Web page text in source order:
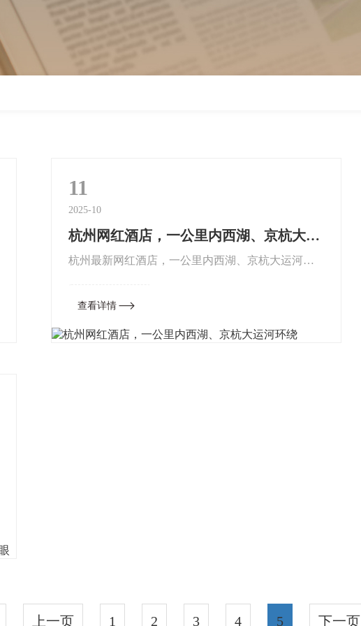
11
2025-10
杭州网红酒店，一公里内西湖、京杭大运河环绕
杭州最新网红酒店，一公里内西湖、京杭大运河环
座城市，总会有一处核心繁华地段；每一处核心地
段，总会有一家必刷酒店。毫无...
查看详情
上一页 1 2 3 4 5 下一页